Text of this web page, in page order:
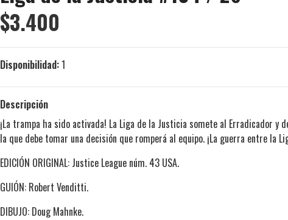
$3.400
Disponibilidad:1
Descripción
¡La trampa ha sido activada! La Liga de la Justicia somete al Erradicador y
la que debe tomar una decisión que romperá al equipo. ¡La guerra entre la
EDICIÓN ORIGINAL: Justice League núm. 43 USA.
GUIÓN: Robert Venditti.
DIBUJO: Doug Mahnke.